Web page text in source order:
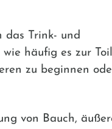
Trink- und
häufig es zur
zu beginnen
von Bauch,